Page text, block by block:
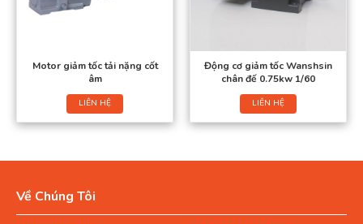
Motor giảm tốc tải nặng cốt
âm
LIÊN HỆ
Động cơ giảm tốc Wanshsin
chân đế 0.75kw 1/60
LIÊN HỆ
Về Chúng Tôi